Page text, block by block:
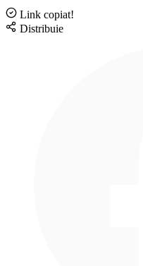
Link copiat!
Distribuie